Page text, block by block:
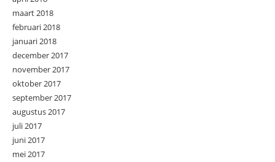
maart 2018
februari 2018
januari 2018
december 2017
november 2017
oktober 2017
september 2017
augustus 2017
juli 2017
juni 2017
mei 2017